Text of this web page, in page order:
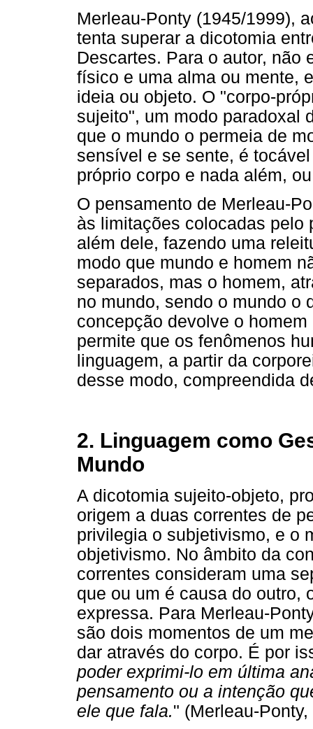
Merleau-Ponty (1945/1999),
tenta superar a dicotomia
Descartes. Para o autor, não
físico e uma alma ou mente,
ideia ou objeto. O "corpo-
sujeito", um modo paradoxal
que o mundo o permeia de
sensível e se sente, é
próprio corpo e nada além,
O pensamento de Merleau-
às limitações colocadas pelo
além dele, fazendo uma
modo que mundo e homem
separados, mas o homem,
no mundo, sendo o mundo o
concepção devolve o
permite que os fenômenos
linguagem, a partir da
desse modo, compreendida
2. Linguagem como
Mundo
A dicotomia sujeito-objeto,
origem a duas correntes de
privilegia o subjetivismo, e o
objetivismo. No âmbito da
correntes consideram uma
que ou um é causa do outro,
expressa. Para Merleau-
são dois momentos de um
dar através do corpo. É por
poder exprimi-lo em última
pensamento ou a intenção
ele que fala." (Merleau-